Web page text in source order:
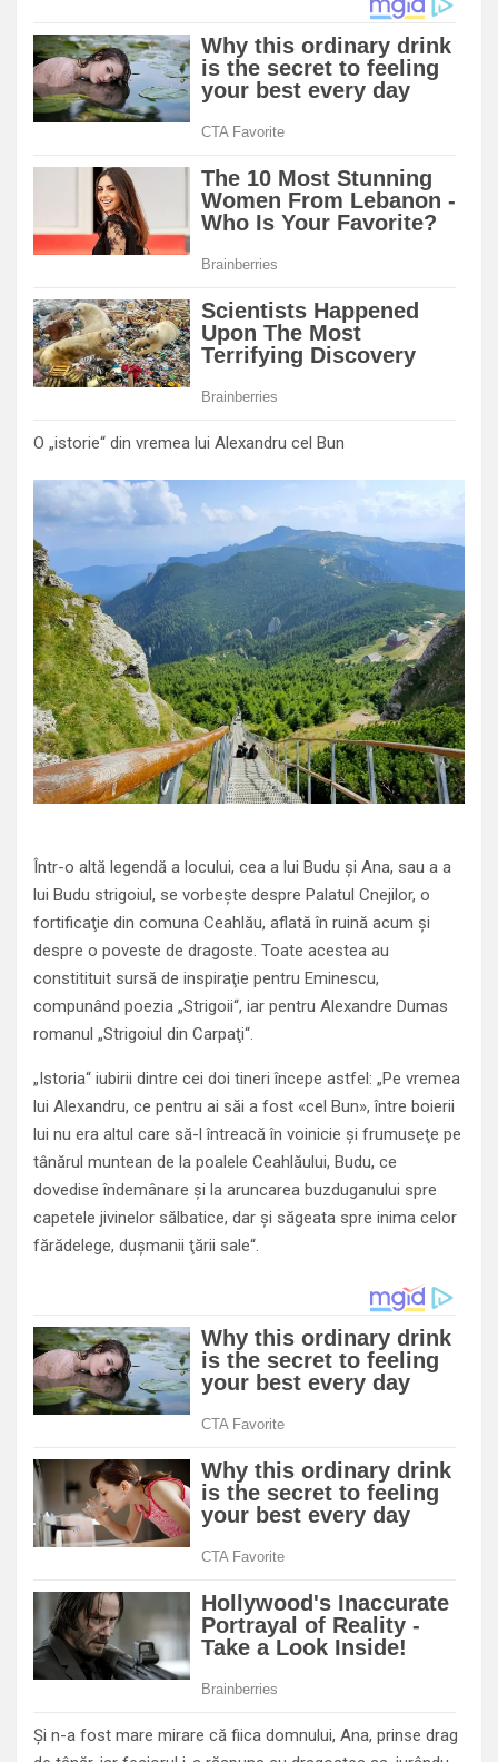
O „istorie“ din vremea lui Alexandru cel Bun
Într-o altă legendă a locului, cea a lui Budu şi Ana, sau a a
lui Budu strigoiul, se vorbeşte despre Palatul Cnejilor, o
fortificaţie din comuna Ceahlău, aflată în ruină acum şi
despre o poveste de dragoste. Toate acestea au
constitituit sursă de inspiraţie pentru Eminescu,
compunând poezia „Strigoii“, iar pentru Alexandre Dumas
romanul „Strigoiul din Carpaţi“.
„Istoria“ iubirii dintre cei doi tineri începe astfel: „Pe vremea
lui Alexandru, ce pentru ai săi a fost «cel Bun», între boierii
lui nu era altul care să-l întreacă în voinicie şi frumuseţe pe
tânărul muntean de la poalele Ceahlăului, Budu, ce
dovedise îndemânare şi la aruncarea buzduganului spre
capetele jivinelor sălbatice, dar şi săgeata spre inima celor
fărădelege, duşmanii ţării sale“.
Şi n-a fost mare mirare că fiica domnului, Ana, prinse drag